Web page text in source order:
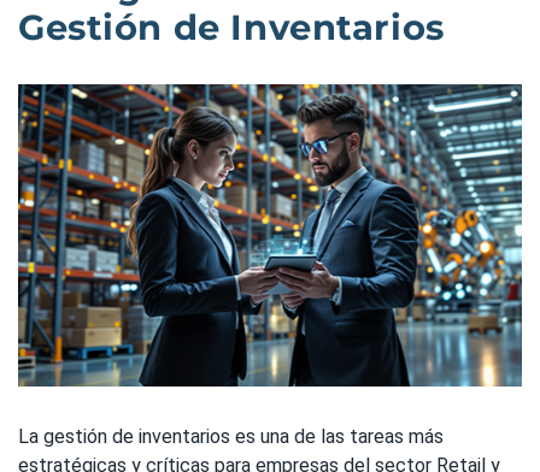
Gestión de Inventarios
La gestión de inventarios es una de las tareas más
estratégicas y críticas para empresas del sector Retail y